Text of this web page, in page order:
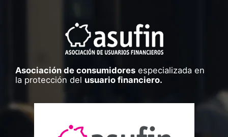
Asociación de consumidores especializada en
la protección del usuario financiero.